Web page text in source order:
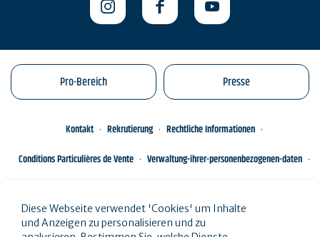
Pro-Bereich Presse
Kontakt Rekrutierung
Rechtliche Informationen
Conditions Particulières de Vente
Verwaltung-ihrer-personenbezogenen-daten
Diese Webseite verwendet 'Cookies' um Inhalte
und Anzeigen zu personalisieren und zu